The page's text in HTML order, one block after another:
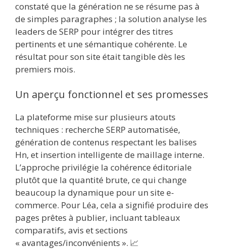
constaté que la génération ne se résume pas à
de simples paragraphes ; la solution analyse les
leaders de SERP pour intégrer des titres
pertinents et une sémantique cohérente. Le
résultat pour son site était tangible dès les
premiers mois.
Un aperçu fonctionnel et ses promesses
La plateforme mise sur plusieurs atouts
techniques : recherche SERP automatisée,
génération de contenus respectant les balises
Hn, et insertion intelligente de maillage interne.
L’approche privilégie la cohérence éditoriale
plutôt que la quantité brute, ce qui change
beaucoup la dynamique pour un site e-
commerce. Pour Léa, cela a signifié produire des
pages prêtes à publier, incluant tableaux
comparatifs, avis et sections
« avantages/inconvénients ». 📈